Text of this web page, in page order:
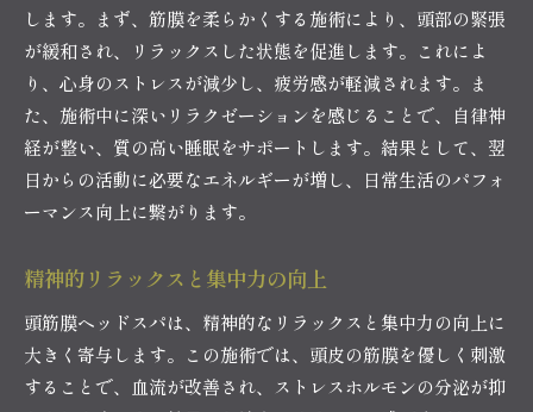
します。まず、筋膜を柔らかくする施術により、頭部の緊張
が緩和され、リラックスした状態を促進します。これによ
り、心身のストレスが減少し、疲労感が軽減されます。ま
た、施術中に深いリラクゼーションを感じることで、自律神
経が整い、質の高い睡眠をサポートします。結果として、翌
日からの活動に必要なエネルギーが増し、日常生活のパフォ
ーマンス向上に繋がります。
精神的リラックスと集中力の向上
頭筋膜ヘッドスパは、精神的なリラックスと集中力の向上に
大きく寄与します。この施術では、頭皮の筋膜を優しく刺激
することで、血流が改善され、ストレスホルモンの分泌が抑